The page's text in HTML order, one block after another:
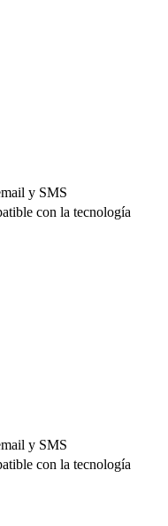
y SMS
con la tecnología
y SMS
con la tecnología